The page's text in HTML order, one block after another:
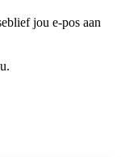
jou e-pos aan